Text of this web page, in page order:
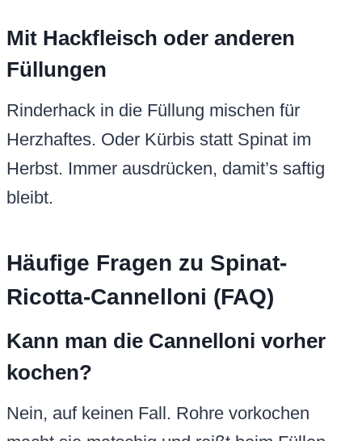
Mit Hackfleisch oder anderen
Füllungen
Rinderhack in die Füllung mischen für
Herzhaftes. Oder Kürbis statt Spinat im
Herbst. Immer ausdrücken, damit’s saftig
bleibt.
Häufige Fragen zu Spinat-
Ricotta-Cannelloni (FAQ)
Kann man die Cannelloni vorher
kochen?
Nein, auf keinen Fall. Rohre vorkochen